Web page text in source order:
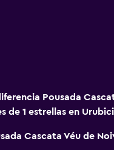
de la camaPousada
de 1 estrellas en
Cascata Véu de